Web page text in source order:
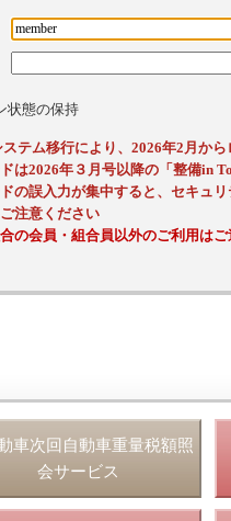
状態の保持
ステム移行により、2026年2月か
は2026年３月号以降の「整備in
の誤入力が集中すると、セキュ
注意ください
の会員・組合員以外のご利用は
車次回自動車重量税額照
会サービス